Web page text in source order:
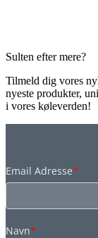
Sulten efter mere?
Tilmeld dig vores
nyeste produkter,
i vores køleverden!
Email Adresse*
Navn*